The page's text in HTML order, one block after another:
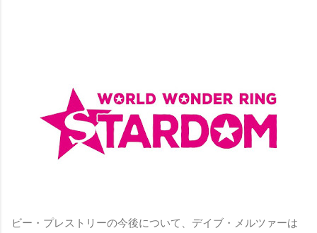
ビー・プレストリーの今後について、デイブ・メルツァーは